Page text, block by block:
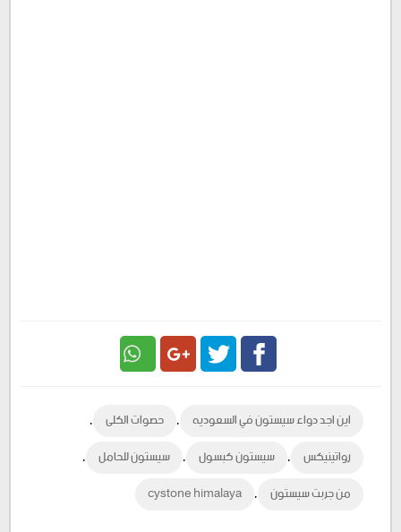
Plus اين اجد دواء سيستون في السعوديه , حصوات الكلى ,
رواتينيكس , سيستون كبسول , سيستون للحامل ,
من جربت سيستون ,
cystone himalaya